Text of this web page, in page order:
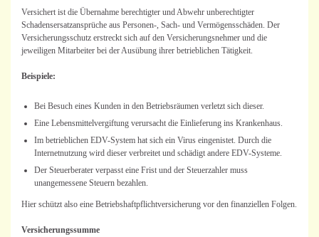
Versichert ist die Übernahme berechtigter und Abwehr unberechtigter
Schadensersatzansprüche aus Personen-, Sach- und Vermögensschäden. Der
Versicherungsschutz erstreckt sich auf den Versicherungsnehmer und die
jeweiligen Mitarbeiter bei der Ausübung ihrer betrieblichen Tätigkeit.
Beispiele:
Bei Besuch eines Kunden in den Betriebsräumen verletzt sich dieser.
Eine Lebensmittelvergiftung verursacht die Einlieferung ins Krankenhaus.
Im betrieblichen EDV-System hat sich ein Virus eingenistet. Durch die
Internetnutzung wird dieser verbreitet und schädigt andere EDV-Systeme.
Der Steuerberater verpasst eine Frist und der Steuerzahler muss
unangemessene Steuern bezahlen.
Hier schützt also eine Betriebshaftpflichtversicherung vor den finanziellen Folgen.
Versicherungssumme